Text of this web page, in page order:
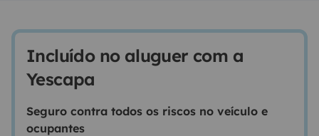
Incluído no aluguer com a
Yescapa
Seguro contra todos os riscos no veículo e
ocupantes